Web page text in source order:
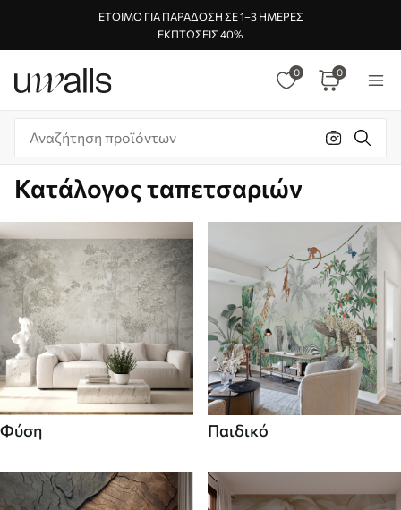
ΈΤΟΙΜΟ ΓΙΑ ΠΑΡΆΔΟΣΗ ΣΕ 1–3 ΗΜΈΡΕΣ
ΕΚΠΤΏΣΕΙΣ 40%
0 0
Κατάλογος ταπετσαριών
Φύση Παιδικό